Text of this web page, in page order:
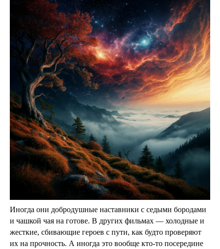
Иногда они добродушные наставники с седыми бородами
и чашкой чая на готове. В других фильмах — холодные и
жесткие, сбивающие героев с пути, как будто проверяют
их на прочность. А иногда это вообще кто-то посередине